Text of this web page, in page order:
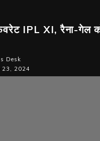
IPL XI, रैना-गेल
Desk
23, 2024